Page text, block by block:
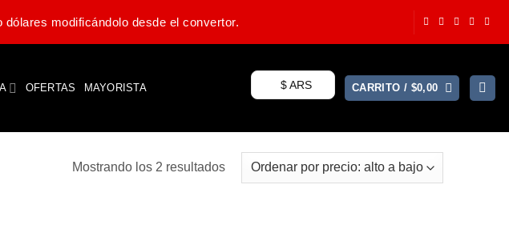
modificándolo desde el convertor.
OFERTAS MAYORISTA $ ARS CARRITO / $0,00
Mostrando los 2 resultadosOrdenado
por